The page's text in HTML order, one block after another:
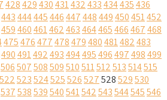
428429430431432433434435436
443444445446447448449450451452
459460461462463464465466467468
475476477478479480481482483
490491492493494495496497498499
506507508509510511512513514515
522523524525526527528529530
537538539540541542543544545546